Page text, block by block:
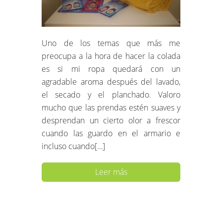
Uno de los temas que más me
preocupa a la hora de hacer la colada
es si mi ropa quedará con un
agradable aroma después del lavado,
el secado y el planchado. Valoro
mucho que las prendas estén suaves y
desprendan un cierto olor a frescor
cuando las guardo en el armario e
incluso cuando[…]
Leer más